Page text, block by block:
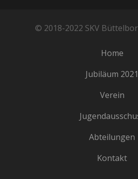
© 2018-2022 SKV
Home
Jubiläum 2021
Verein
Abteilungen
Kontakt